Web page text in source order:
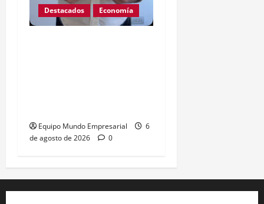
Destacados Economía
Equipo Mundo Empresarial
6
de agosto de 2026
0